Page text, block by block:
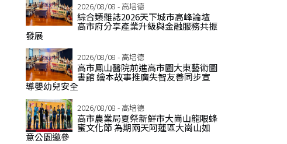
2026/08/08 - 高培德
綜合類雜誌2026天下城市高峰論壇
高市府分享產業升級與金融服務共振
發展
2026/08/08 - 高培德
高市鳳山醫院前進高市圖大東藝術圖
書館 繪本故事推廣失智友善同步宣
導嬰幼兒安全
2026/08/08 - 高培德
高市農業局夏祭新鮮市大崗山龍眼蜂
蜜文化節 為期兩天阿蓮區大崗山如
意公園邀參